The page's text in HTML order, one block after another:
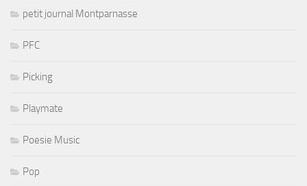
petit journal Montparnasse
PFC
Picking
Playmate
Poesie Music
Pop